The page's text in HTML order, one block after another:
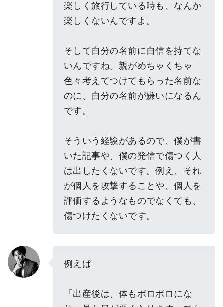
楽しく旅行している時も、なんか
楽しくないんですよ。
そして自分の名前に自信を持てな
いんですね。親がめちゃくちゃ
色々考えてつけてもらった名前な
のに、自分の名前が嫌いになるん
です。
そういう経験があるので、僕が書
いた記事や、僕の発信で傷つく人
は出したくないです。例え、それ
が個人を攻撃することや、個人を
評価するようなものでなくても、
傷つけたくないです。
例えば
「出産後は、体もボロボロにな